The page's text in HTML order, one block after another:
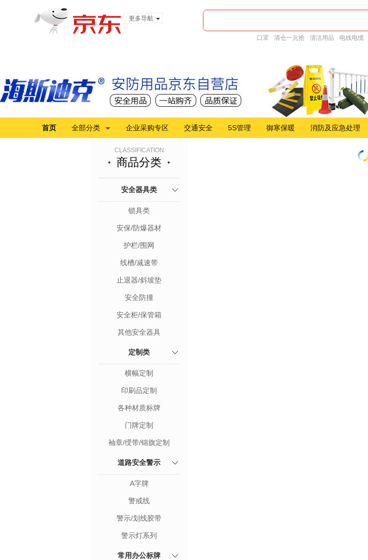
更多导航
口罩 清仓一元抢 清洁用品 电线电缆
首页 全部分类 企业采购专区 交通安全 5S管理 御寒保暖 消防及应急处理
CLASSIFICATION
商品分类
安全器具类
锁具类
安保/防爆器材
护栏/围网
线槽/减速带
止退器/斜坡垫
安全防撞
安全柜/保管箱
其他安全器具
定制类
横幅定制
印刷品定制
各种材质标牌
门牌定制
袖章/绶带/锦旗定制
道路安全警示
A字牌
警戒线
警示/划线胶带
警示灯系列
常用办公标牌